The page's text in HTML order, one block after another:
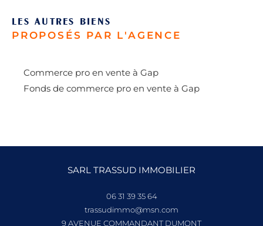
LES AUTRES BIENS
PROPOSÉS PAR L'AGENCE
Commerce pro en vente à Gap
Fonds de commerce pro en vente à Gap
SARL TRASSUD IMMOBILIER
06 31 39 35 64
trassudimmo@msn.com
9 AVENUE COMMANDANT DUMONT